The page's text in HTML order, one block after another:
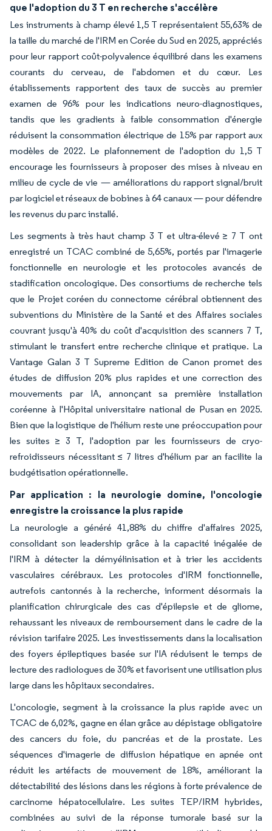
que l'adoption du 3 T en recherche s'accélère
Les instruments à champ élevé 1,5 T représentaient 55,63% de
la taille du marché de l'IRM en Corée du Sud en 2025, appréciés
pour leur rapport coût-polyvalence équilibré dans les examens
courants du cerveau, de l'abdomen et du cœur. Les
établissements rapportent des taux de succès au premier
examen de 96% pour les indications neuro-diagnostiques,
tandis que les gradients à faible consommation d'énergie
réduisent la consommation électrique de 15% par rapport aux
modèles de 2022. Le plafonnement de l'adoption du 1,5 T
encourage les fournisseurs à proposer des mises à niveau en
milieu de cycle de vie — améliorations du rapport signal/bruit
par logiciel et réseaux de bobines à 64 canaux — pour défendre
les revenus du parc installé.
Les segments à très haut champ 3 T et ultra-élevé ≥ 7 T ont
enregistré un TCAC combiné de 5,65%, portés par l'imagerie
fonctionnelle en neurologie et les protocoles avancés de
stadification oncologique. Des consortiums de recherche tels
que le Projet coréen du connectome cérébral obtiennent des
subventions du Ministère de la Santé et des Affaires sociales
couvrant jusqu'à 40% du coût d'acquisition des scanners 7 T,
stimulant le transfert entre recherche clinique et pratique. La
Vantage Galan 3 T Supreme Edition de Canon promet des
études de diffusion 20% plus rapides et une correction des
mouvements par IA, annonçant sa première installation
coréenne à l'Hôpital universitaire national de Pusan en 2025.
Bien que la logistique de l'hélium reste une préoccupation pour
les suites ≥ 3 T, l'adoption par les fournisseurs de cryo-
refroidisseurs nécessitant ≤ 7 litres d'hélium par an facilite la
budgétisation opérationnelle.
Par application : la neurologie domine, l'oncologie
enregistre la croissance la plus rapide
La neurologie a généré 41,88% du chiffre d'affaires 2025,
consolidant son leadership grâce à la capacité inégalée de
l'IRM à détecter la démyélinisation et à trier les accidents
vasculaires cérébraux. Les protocoles d'IRM fonctionnelle,
autrefois cantonnés à la recherche, informent désormais la
planification chirurgicale des cas d'épilepsie et de gliome,
rehaussant les niveaux de remboursement dans le cadre de la
révision tarifaire 2025. Les investissements dans la localisation
des foyers épileptiques basée sur l'IA réduisent le temps de
lecture des radiologues de 30% et favorisent une utilisation plus
large dans les hôpitaux secondaires.
L'oncologie, segment à la croissance la plus rapide avec un
TCAC de 6,02%, gagne en élan grâce au dépistage obligatoire
des cancers du foie, du pancréas et de la prostate. Les
séquences d'imagerie de diffusion hépatique en apnée ont
réduit les artéfacts de mouvement de 18%, améliorant la
détectabilité des lésions dans les régions à forte prévalence de
carcinome hépatocellulaire. Les suites TEP/IRM hybrides,
combinées au suivi de la réponse tumorale basé sur la